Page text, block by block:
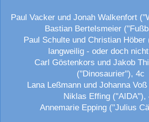
Paul Vacker und Jonah Walkenfort
Bastian Bertelsmeier
Paul Schulte und Christian Höber
langweilig - oder doch
Carl Göstenkors und Jakob
("Dinosaurier"), 4c
Lana Leßmann und Johanna
Niklas Effing ("AIDA"),
Annemarie Epping ("Julius